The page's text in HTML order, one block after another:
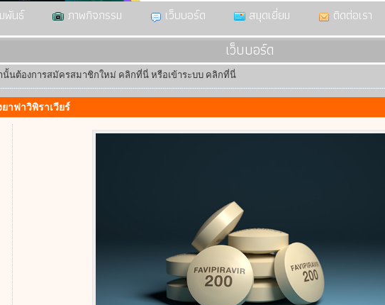
พันธ์ ภาพกิจกรรม เว็บบอร์ด สมุดเยี่ยม ติดต่อเรา
เว็บบอร์ด
นั้นต้องการสมัครสมาชิกใหม่ คลิกที่นี่ หรือเข้าระบบ คลิกที่นี่
าฟาวิพิราเวียร์